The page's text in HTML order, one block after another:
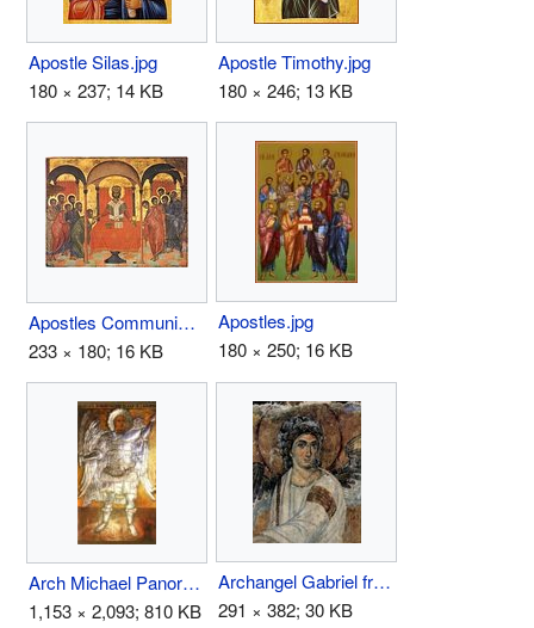
Apostle Silas.jpg
180 × 237; 14 KB
Apostle Timothy.jpg
180 × 246; 13 KB
Apostles Communion.jpg
233 × 180; 16 KB
Apostles.jpg
180 × 250; 16 KB
Arch Michael Panormitis.jpg
1,153 × 2,093; 810 KB
Archangel Gabriel fresco.jpg
291 × 382; 30 KB